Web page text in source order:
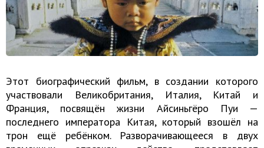
Этот биографический фильм, в создании которого
участвовали Великобритания, Италия, Китай и
Франция, посвящён жизни Айсиньгёро Пуи —
последнего императора Китая, который взошёл на
трон ещё ребёнком. Разворачивающееся в двух